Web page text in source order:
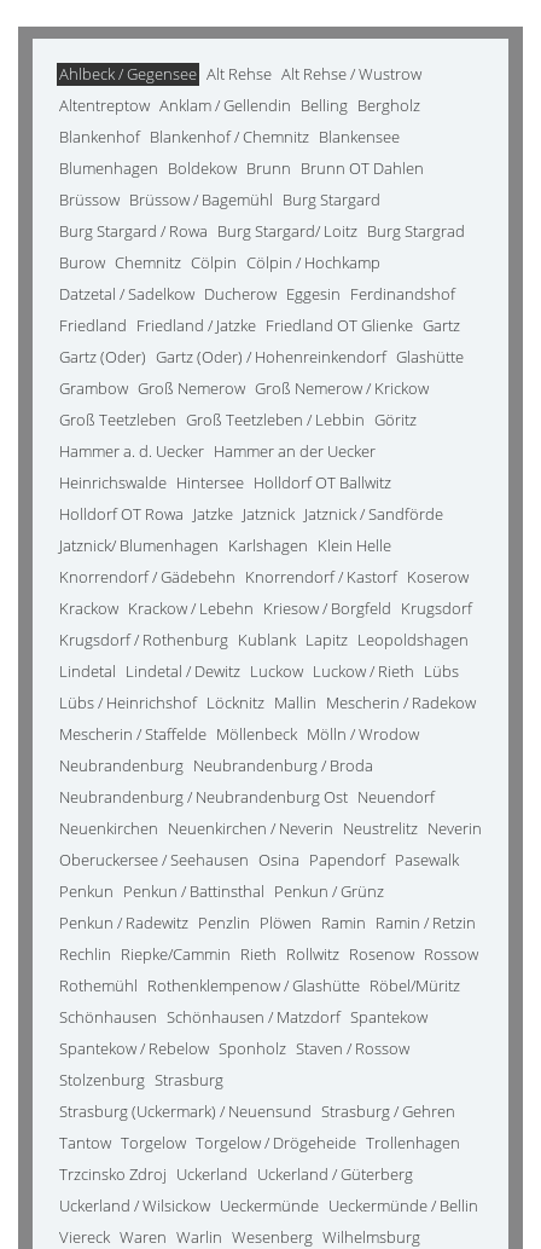
Ahlbeck / Gegensee Alt Rehse Alt Rehse / Wustrow
Altentreptow Anklam / Gellendin Belling Bergholz
Blankenhof Blankenhof / Chemnitz Blankensee
Blumenhagen Boldekow Brunn Brunn OT Dahlen
Brüssow Brüssow / Bagemühl Burg Stargard
Burg Stargard / Rowa Burg Stargard/ Loitz Burg Stargrad
Burow Chemnitz Cölpin Cölpin / Hochkamp
Datzetal / Sadelkow Ducherow Eggesin Ferdinandshof
Friedland Friedland / Jatzke Friedland OT Glienke Gartz
Gartz (Oder) Gartz (Oder) / Hohenreinkendorf Glashütte
Grambow Groß Nemerow Groß Nemerow / Krickow
Groß Teetzleben Groß Teetzleben / Lebbin Göritz
Hammer a. d. Uecker Hammer an der Uecker
Heinrichswalde Hintersee Holldorf OT Ballwitz
Holldorf OT Rowa Jatzke Jatznick Jatznick / Sandförde
Jatznick/ Blumenhagen Karlshagen Klein Helle
Knorrendorf / Gädebehn Knorrendorf / Kastorf Koserow
Krackow Krackow / Lebehn Kriesow / Borgfeld Krugsdorf
Krugsdorf / Rothenburg Kublank Lapitz Leopoldshagen
Lindetal Lindetal / Dewitz Luckow Luckow / Rieth Lübs
Lübs / Heinrichshof Löcknitz Mallin Mescherin / Radekow
Mescherin / Staffelde Möllenbeck Mölln / Wrodow
Neubrandenburg Neubrandenburg / Broda
Neubrandenburg / Neubrandenburg Ost Neuendorf
Neuenkirchen Neuenkirchen / Neverin Neustrelitz Neverin
Oberuckersee / Seehausen Osina Papendorf Pasewalk
Penkun Penkun / Battinsthal Penkun / Grünz
Penkun / Radewitz Penzlin Plöwen Ramin Ramin / Retzin
Rechlin Riepke/Cammin Rieth Rollwitz Rosenow Rossow
Rothemühl Rothenklempenow / Glashütte Röbel/Müritz
Schönhausen Schönhausen / Matzdorf Spantekow
Spantekow / Rebelow Sponholz Staven / Rossow
Stolzenburg Strasburg
Strasburg (Uckermark) / Neuensund Strasburg / Gehren
Tantow Torgelow Torgelow / Drögeheide Trollenhagen
Trzcinsko Zdroj Uckerland Uckerland / Güterberg
Uckerland / Wilsickow Ueckermünde Ueckermünde / Bellin
Viereck Waren Warlin Wesenberg Wilhelmsburg